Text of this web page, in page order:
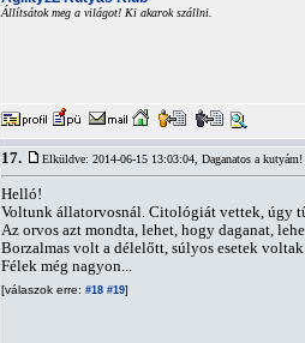
Állítsátok meg a világot! Ki akarok szállni.
17. Elküldve: 2014-06-15 13:03:04, Daganatos a kutyám!
Helló!
Voltunk állatorvosnál. Citológiát vettek, úgy
Az orvos azt mondta, lehet, hogy daganat,
Borzalmas volt a délelőtt, súlyos esetek
Félek még nagyon...
[válaszok erre: #18 #19]